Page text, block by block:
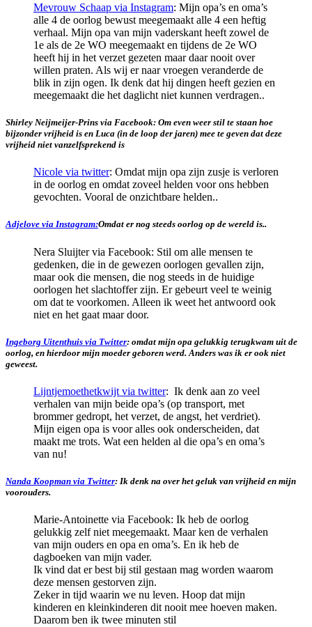
Mevrouw Schaap via Instagram: Mijn opa’s en oma’s
alle 4 de oorlog bewust meegemaakt alle 4 een heftig
verhaal. Mijn opa van mijn vaderskant heeft zowel de
1e als de 2e WO meegemaakt en tijdens de 2e WO
heeft hij in het verzet gezeten maar daar nooit over
willen praten. Als wij er naar vroegen veranderde de
blik in zijn ogen. Ik denk dat hij dingen heeft gezien en
meegemaakt die het daglicht niet kunnen verdragen..
Shirley Neijmeijer-Prins via Facebook: Om even weer stil te staan hoe
bijzonder vrijheid is en Luca (in de loop der jaren) mee te geven dat deze
vrijheid niet vanzelfsprekend is
Nicole via twitter: Omdat mijn opa zijn zusje is verloren
in de oorlog en omdat zoveel helden voor ons hebben
gevochten. Vooral de onzichtbare helden..
Adjelove via Instagram:Omdat er nog steeds oorlog op de wereld is..
Nera Sluijter via Facebook: Stil om alle mensen te
gedenken, die in de gewezen oorlogen gevallen zijn,
maar ook die mensen, die nog steeds in de huidige
oorlogen het slachtoffer zijn. Er gebeurt veel te weinig
om dat te voorkomen. Alleen ik weet het antwoord ook
niet en het gaat maar door.
Ingeborg Uitenthuis via Twitter: omdat mijn opa gelukkig terugkwam uit de
oorlog, en hierdoor mijn moeder geboren werd. Anders was ik er ook niet
geweest.
Lijntjemoethetkwijt via twitter: Ik denk aan zo veel
verhalen van mijn beide opa’s (op transport, met
brommer gedropt, het verzet, de angst, het verdriet).
Mijn eigen opa is voor alles ook onderscheiden, dat
maakt me trots. Wat een helden al die opa’s en oma’s
van nu!
Nanda Koopman via Twitter: Ik denk na over het geluk van vrijheid en mijn
voorouders.
Marie-Antoinette via Facebook: Ik heb de oorlog
gelukkig zelf niet meegemaakt. Maar ken de verhalen
van mijn ouders en opa en oma’s. En ik heb de
dagboeken van mijn vader.
Ik vind dat er best bij stil gestaan mag worden waarom
deze mensen gestorven zijn.
Zeker in tijd waarin we nu leven. Hoop dat mijn
kinderen en kleinkinderen dit nooit mee hoeven maken.
Daarom ben ik twee minuten stil